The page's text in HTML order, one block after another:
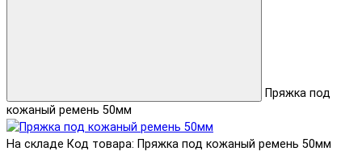
Пряжка под
кожаный ремень 50мм
На складе Код товара: Пряжка под кожаный ремень 50мм